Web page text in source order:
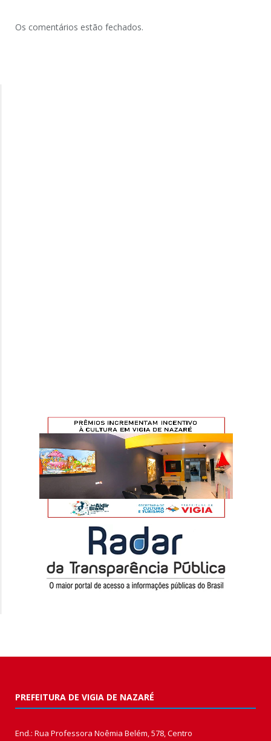
Os comentários estão fechados.
PREFEITURA DE VIGIA DE NAZARÉ
End.: Rua Professora Noêmia Belém, 578, Centro